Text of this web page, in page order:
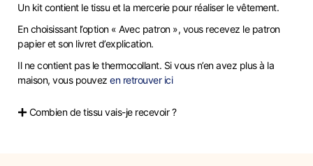
Un kit contient le tissu et la mercerie pour réaliser le vêtement.
En choisissant l’option « Avec patron », vous recevez le patron
papier et son livret d’explication.
Il ne contient pas le thermocollant. Si vous n’en avez plus à la
maison, vous pouvez en retrouver ici
Combien de tissu vais-je recevoir ?